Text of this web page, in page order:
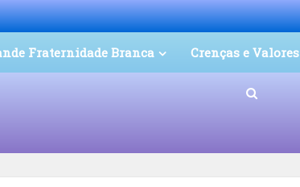
Fraternidade Branca Crenças e Valores